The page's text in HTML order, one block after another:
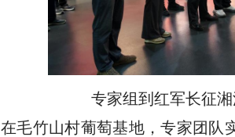
专家组到红军长征
在毛竹山村葡萄基地，专家团队